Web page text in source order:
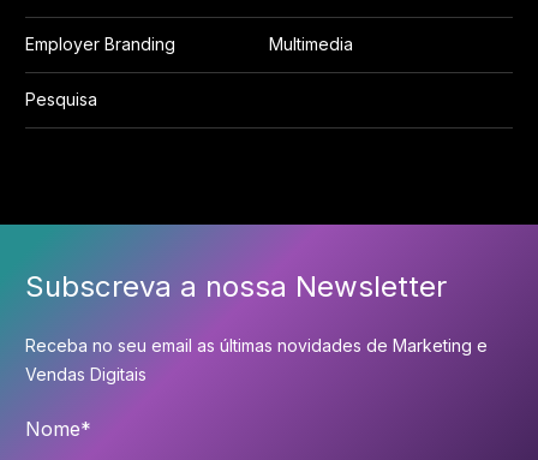
Employer Branding Multimedia
Subscreva a nossa Newsletter
Receba no seu email as últimas novidades de Marketing e
Vendas Digitais
Nome*